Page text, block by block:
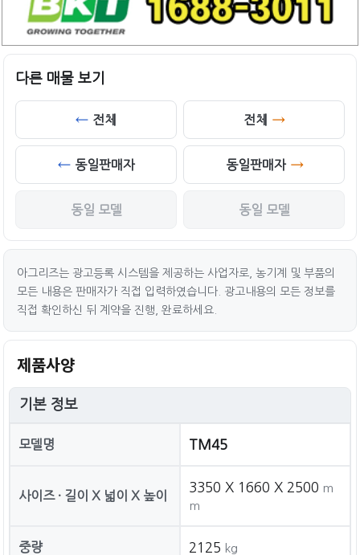
다른 매물 보기
전체
동일판매자
동일 모델
전체
동일판매자
동일 모델
아그리즈는 광고등록 시스템을 제공하는 사업자로, 농기계 및 부품의
모든 내용은 판매자가 직접 입력하였습니다. 광고내용의 모든 정보를
직접 확인하신 뒤 계약을 진행, 완료하세요.
제품사양
기본 정보
모델명 TM45
사이즈 · 길이 X 넓이 X 높이
3350 X 1660 X 2500 m
m
중량 2125 kg